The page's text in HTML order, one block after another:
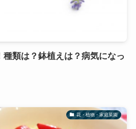
類は？鉢植えは？病気になっ
花・植物・家庭菜園